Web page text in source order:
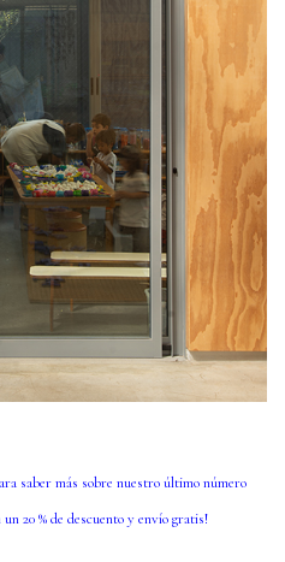
saber más sobre nuestro último número
20 % de descuento y envío gratis!